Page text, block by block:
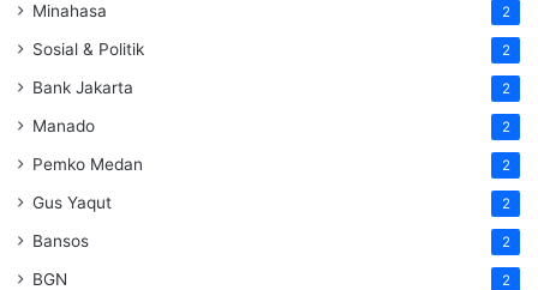
Minahasa 2
Sosial & Politik 2
Bank Jakarta 2
Manado 2
Pemko Medan 2
Gus Yaqut 2
Bansos 2
BGN 2